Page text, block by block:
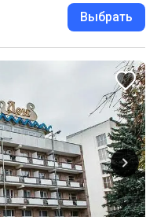
Выбрать